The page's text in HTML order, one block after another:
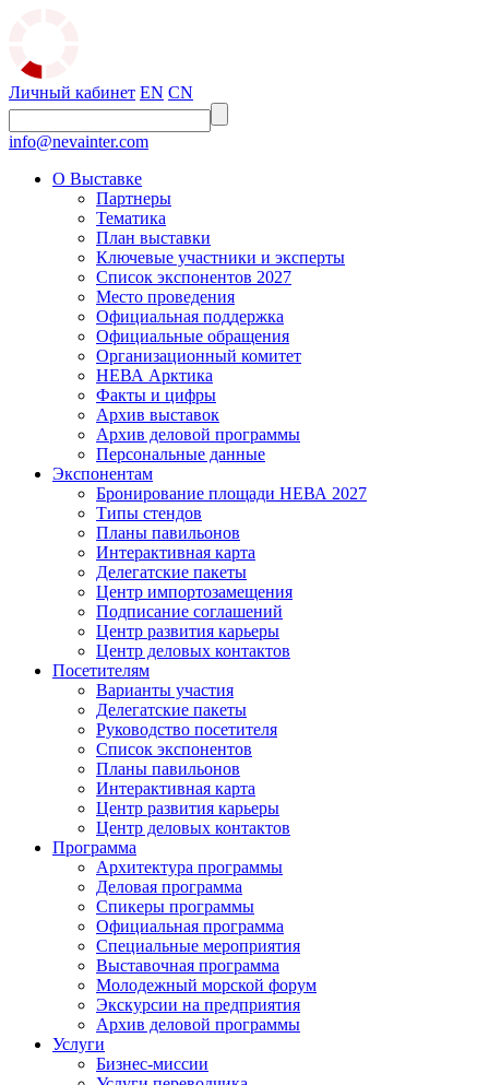
Личный кабинет EN CN
info@nevainter.com
О Выставке
Партнеры
Тематика
План выставки
Ключевые участники и эксперты
Список экспонентов 2027
Место проведения
Официальная поддержка
Официальные обращения
Организационный комитет
НЕВА Арктика
Факты и цифры
Архив выставок
Архив деловой программы
Персональные данные
Экспонентам
Бронирование площади НЕВА 2027
Типы стендов
Планы павильонов
Интерактивная карта
Делегатские пакеты
Центр импортозамещения
Подписание соглашений
Центр развития карьеры
Центр деловых контактов
Посетителям
Варианты участия
Делегатские пакеты
Руководство посетителя
Список экспонентов
Планы павильонов
Интерактивная карта
Центр развития карьеры
Центр деловых контактов
Программа
Архитектура программы
Деловая программа
Спикеры программы
Официальная программа
Специальные мероприятия
Выставочная программа
Молодежный морской форум
Экскурсии на предприятия
Архив деловой программы
Услуги
Бизнес-миссии